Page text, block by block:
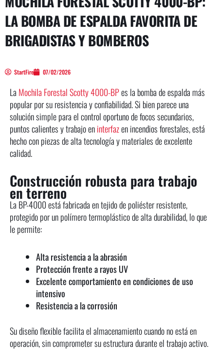
LA BOMBA DE ESPALDA FAVORITA DE
BRIGADISTAS Y BOMBEROS
StartFire 07/02/2026
La Mochila Forestal Scotty 4000-BPes la bomba de espalda más
popular por su resistencia y confiabilidad. Si bien parece una
solución simple para el control oportuno de focos secundarios,
puntos calientes y trabajo eninterfazen incendios forestales, está
hecho con piezas de alta tecnología y materiales de excelente
calidad.
Construcción robusta para trabajo
en terreno
La BP-4000 está fabricada en tejido de poliéster resistente,
protegido por un polímero termoplástico de alta durabilidad, lo que
le permite:
Alta resistencia a la abrasión
Protección frente a rayos UV
Excelente comportamiento en condiciones de uso
intensivo
Resistencia a la corrosión
Su diseño flexible facilita el almacenamiento cuando no está en
operación, sin comprometer su estructura durante el trabajo activo.